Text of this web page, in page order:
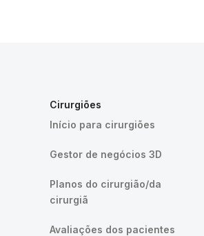
Cirurgiões
Início para cirurgiões
Gestor de negócios 3D
Planos do cirurgião/da
cirurgiã
Avaliações dos pacientes